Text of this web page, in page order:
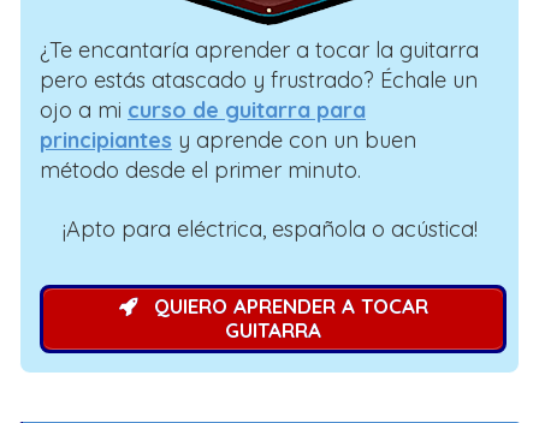
¿Te encantaría aprender a tocar la guitarra
pero estás atascado y frustrado? Échale un
ojo a mi curso de guitarra para
principiantes y aprende con un buen
método desde el primer minuto.
¡Apto para eléctrica, española o acústica!
QUIERO APRENDER A TOCAR
GUITARRA